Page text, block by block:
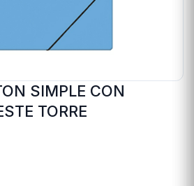
SIMPLE CON
TORRE